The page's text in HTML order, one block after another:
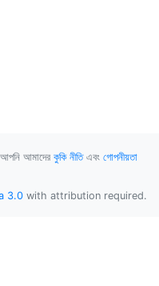
আমাদের কুকি নীতিএবং গোপনীয়তা
3.0 with attribution required.